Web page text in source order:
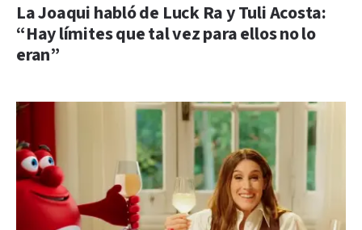
La Joaqui habló de Luck Ra y Tuli Acosta:
“Hay límites que tal vez para ellos no lo
eran”